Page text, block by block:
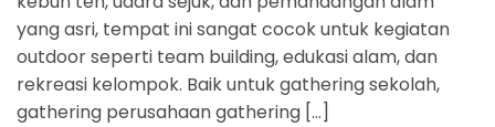
yang asri, tempat ini sangat cocok untuk kegiatan
outdoor seperti team building, edukasi alam, dan
rekreasi kelompok. Baik untuk gathering sekolah,
gathering perusahaan gathering […]